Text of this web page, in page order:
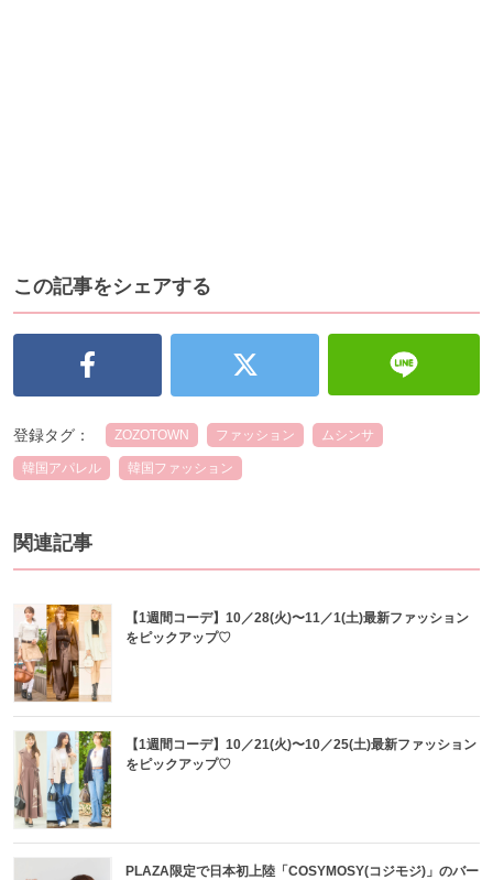
この記事をシェアする
登録タグ： ZOZOTOWN ファッション ムシンサ
韓国アパレル 韓国ファッション
関連記事
【1週間コーデ】10／28(火)〜11／1(土)最新ファッション
をピックアップ♡
【1週間コーデ】10／21(火)〜10／25(土)最新ファッション
をピックアップ♡
PLAZA限定で日本初上陸「COSYMOSY(コジモジ)」のバー